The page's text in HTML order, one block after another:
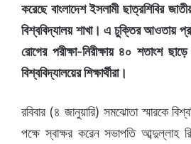
করেছে বাংলাদেশ ইসলামী ছাত্রশিবির
বিশ্ববিদ্যালয় শাখা। এ চুক্তির আওতায়
রোগের পরীক্ষা-নিরীক্ষায় ৪০ শতাংশ
বিশ্ববিদ্যালয়ের শিক্ষার্থীরা।
রবিবার (৪ জানুয়ারি) সমঝোতা স্মারকে
পক্ষে স্বাক্ষর করেন সভাপতি আব্দুল্লাহ